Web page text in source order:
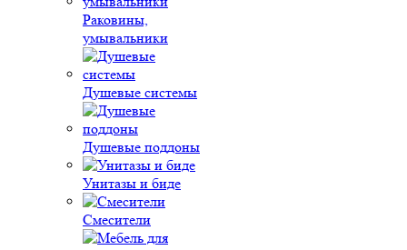
Раковины,
умывальники
Душевые системы
Душевые поддоны
Унитазы и биде
Смесители